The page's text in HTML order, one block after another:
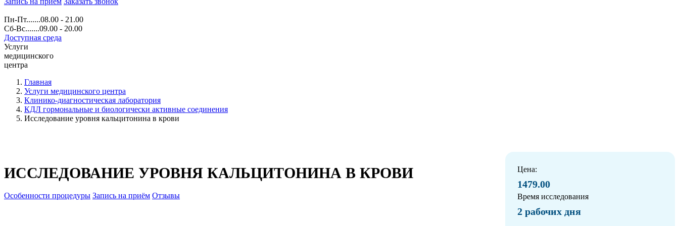
Пн-Пт.......08.00 - 21.00
Сб-Вс.......09.00 - 20.00
Доступная среда
Услуги
медицинского
центра
Главная
Услуги медицинского центра
Клинико-диагностическая лаборатория
КДЛ гормональные и биологически активные соединения
Исследование уровня кальцитонина в крови
ИССЛЕДОВАНИЕ УРОВНЯ КАЛЬЦИТОНИНА В КРОВИ
Особенности процедуры Запись на приём Отзывы
Цена:
1479.00
Время исследования
2 рабочих дня